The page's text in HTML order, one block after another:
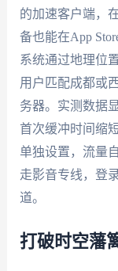
的加速客户端，
备也能在App
系统通过地理位
用户匹配成都或
务器。实测数据
首次缓冲时间缩
单独设置，流量
走影音专线，登
道。
打破时空藩